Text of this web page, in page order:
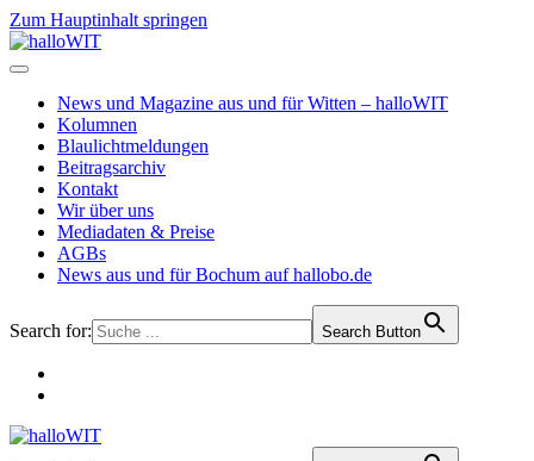
Zum Hauptinhalt springen
News und Magazine aus und für Witten – halloWIT
Kolumnen
Blaulichtmeldungen
Beitragsarchiv
Kontakt
Wir über uns
Mediadaten & Preise
AGBs
News aus und für Bochum auf hallobo.de
Search for: Search Button